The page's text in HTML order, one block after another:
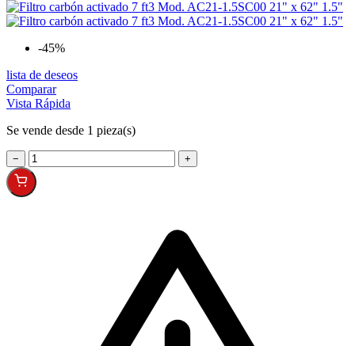
-45%
lista de deseos
Comparar
Vista Rápida
Se vende desde 1 pieza(s)
− +